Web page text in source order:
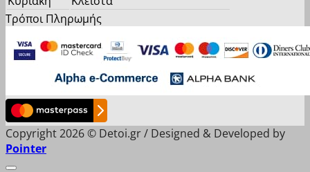
Τρόποι Πληρωμής
Copyright 2026 © Detoi.gr / Designed & Developed by
Pointer